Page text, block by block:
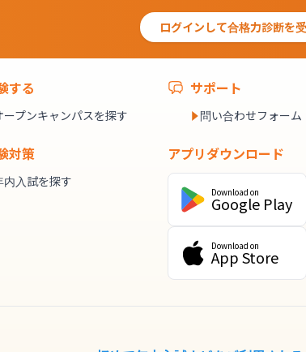
ログインして合格力診断を
する
ープンキャンパスを探す
対策
内入試を探す
サポート
問い合わせフォーム
アプリダウンロード
Download on
Google Play
Download on
App Store